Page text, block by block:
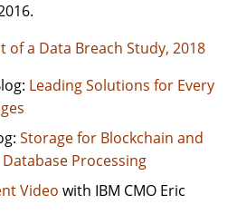
of a Data Breach Study, 2018
Leading Solutions for Every
Storage for Blockchain and
Processing
Video with IBM CMO Eric